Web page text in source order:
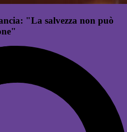
"La salvezza non può